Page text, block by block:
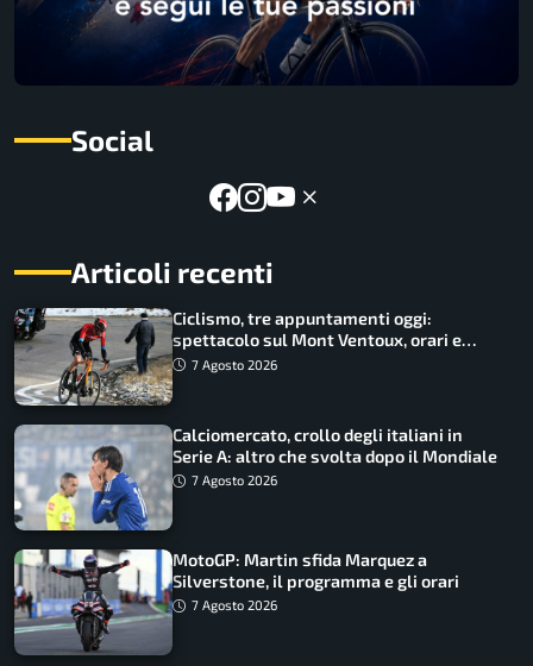
Social
Articoli recenti
Ciclismo, tre appuntamenti oggi:
spettacolo sul Mont Ventoux, orari e
come vederli
7 Agosto 2026
Calciomercato, crollo degli italiani in
Serie A: altro che svolta dopo il Mondiale
7 Agosto 2026
MotoGP: Martin sfida Marquez a
Silverstone, il programma e gli orari
7 Agosto 2026